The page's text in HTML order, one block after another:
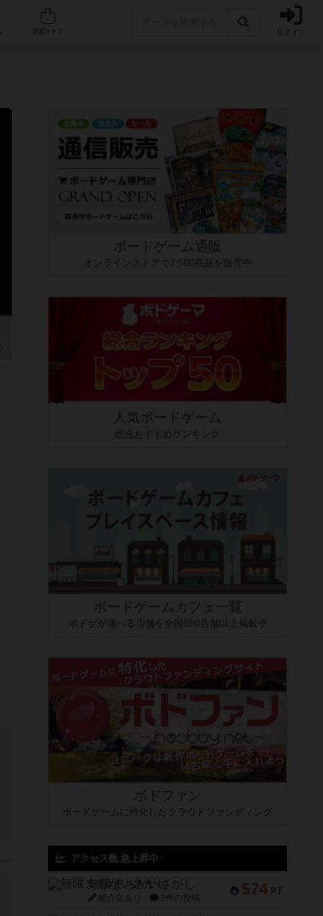
人気ボードゲーム ログイン
ボードゲーム通販
オンラインストアで7,500商品を販売中
人気ボードゲーム
総合おすすめランキング
ボードゲームカフェ一覧
ボドゲが遊べる店舗を全国500店舗以上掲載中
ボドファン
ボードゲームに特化したクラウドファンディング
アクセス数 急上昇中
574 PT
無限まちがいさがし
紹介文あり 2件の投稿